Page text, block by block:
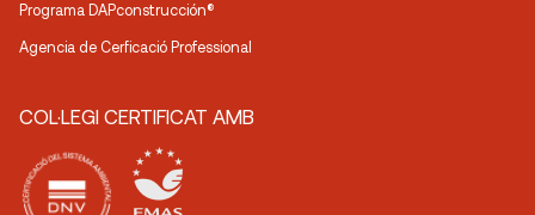
Programa DAPconstrucción®
Agencia de Cerficació Professional
COL·LEGI CERTIFICAT AMB